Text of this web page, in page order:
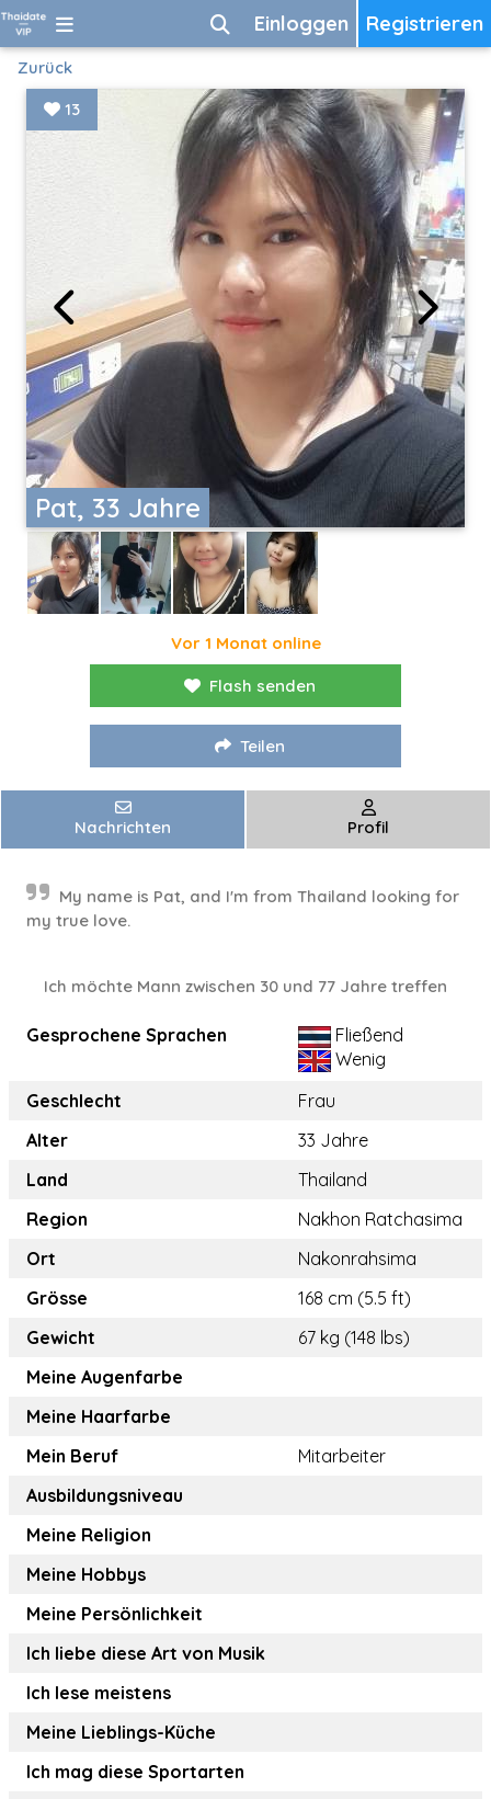
Registrieren
Einloggen
Zurück
Pat, 33 Jahre
13
Vor 1 Monat online
Flash senden
Teilen
Nachrichten Profil
My name is Pat, and I'm from Thailand looking for
my true love.
Ich möchte Mann zwischen 30 und 77 Jahre treffen
Gesprochene Sprachen
Fließend
Wenig
Geschlecht
Frau
Alter
33 Jahre
Land
Thailand
Region
Nakhon Ratchasima
Ort
Nakonrahsima
Grösse
168 cm (5.5 ft)
Gewicht
67 kg (148 lbs)
Meine Augenfarbe
Meine Haarfarbe
Mein Beruf
Mitarbeiter
Ausbildungsniveau
Meine Religion
Meine Hobbys
Meine Persönlichkeit
Ich liebe diese Art von Musik
Ich lese meistens
Meine Lieblings-Küche
Ich mag diese Sportarten